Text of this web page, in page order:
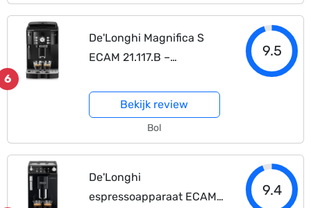
6
De'Longhi Magnifica S
ECAM 21.117.B –
espressomachine – Zwart
9.5
Bekijk review
Bol
De'Longhi
espressoapparaat ECAM
9.4